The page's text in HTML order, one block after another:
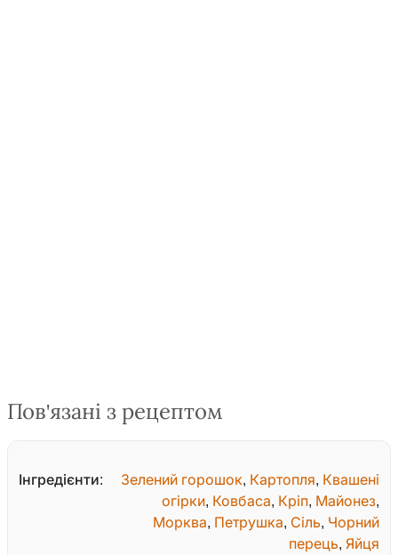
Пов'язані з рецептом
Інгредієнти: Зелений горошок, Картопля, Квашені
огірки, Ковбаса, Кріп, Майонез,
Морква, Петрушка, Сіль, Чорний
перець, Яйця